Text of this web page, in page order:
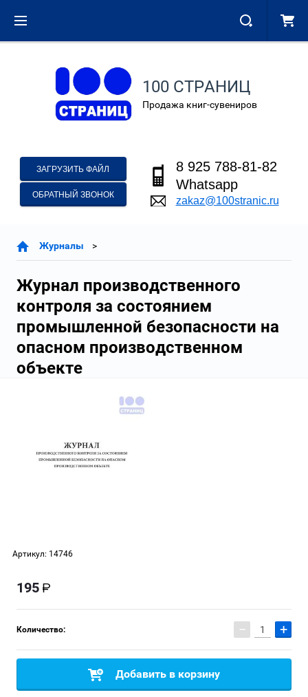
100 СТРАНИЦ
Продажа книг-сувениров
ЗАГРУЗИТЬ ФАЙЛ
ОБРАТНЫЙ ЗВОНОК
8 925 788-81-82
Whatsapp
zakaz@100stranic.ru
Журналы
Журнал производственного
контроля за состоянием
промышленной безопасности на
опасном производственном
объекте
Артикул: 14746
195
Количество: − +
Добавить в корзину